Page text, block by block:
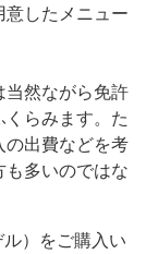
したメニュー
当然ながら免許
らみます。た
の出費などを考
も多いのではな
）をご購入い